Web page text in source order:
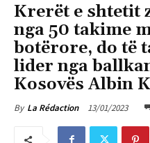
Krerët e shtetit
nga 50 takime
botërore, do të
lider nga
Kosovës Albin
By La Rédaction 13/01/2023